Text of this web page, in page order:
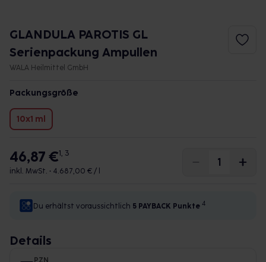
GLANDULA PAROTIS GL
Serienpackung Ampullen
WALA Heilmittel GmbH
Packungsgröße
10x1 ml
46,87 €1, 3
inkl. MwSt. • 4.687,00 € / l
Du erhältst voraussichtlich 5 PAYBACK Punkte 4
Details
PZN